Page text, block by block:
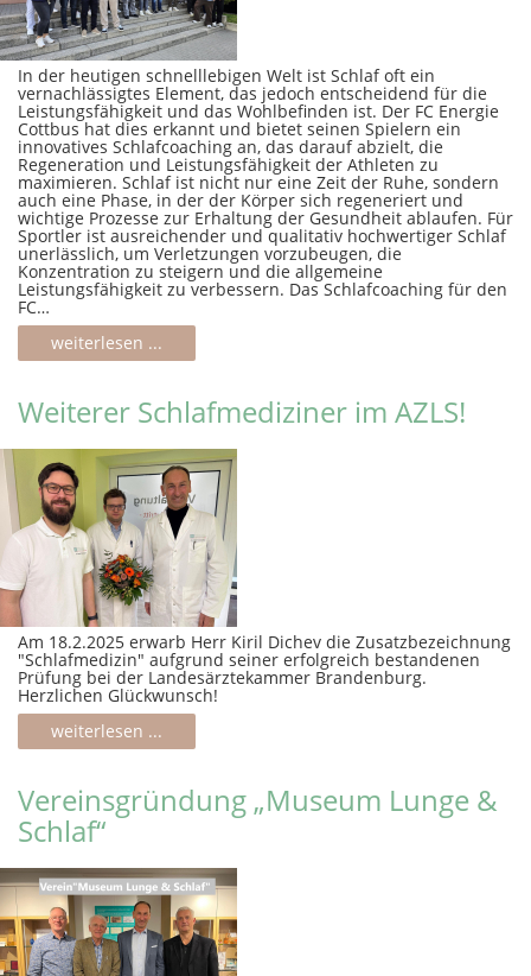
In der heutigen schnelllebigen Welt ist Schlaf oft ein
vernachlässigtes Element, das jedoch entscheidend für die
Leistungsfähigkeit und das Wohlbefinden ist. Der FC Energie
Cottbus hat dies erkannt und bietet seinen Spielern ein
innovatives Schlafcoaching an, das darauf abzielt, die
Regeneration und Leistungsfähigkeit der Athleten zu
maximieren. Schlaf ist nicht nur eine Zeit der Ruhe, sondern
auch eine Phase, in der der Körper sich regeneriert und
wichtige Prozesse zur Erhaltung der Gesundheit ablaufen. Für
Sportler ist ausreichender und qualitativ hochwertiger Schlaf
unerlässlich, um Verletzungen vorzubeugen, die
Konzentration zu steigern und die allgemeine
Leistungsfähigkeit zu verbessern. Das Schlafcoaching für den
FC…
weiterlesen ...
Weiterer Schlafmediziner im AZLS!
Am 18.2.2025 erwarb Herr Kiril Dichev die Zusatzbezeichnung
"Schlafmedizin" aufgrund seiner erfolgreich bestandenen
Prüfung bei der Landesärztekammer Brandenburg.
Herzlichen Glückwunsch!
weiterlesen ...
Vereinsgründung „Museum Lunge &
Schlaf“